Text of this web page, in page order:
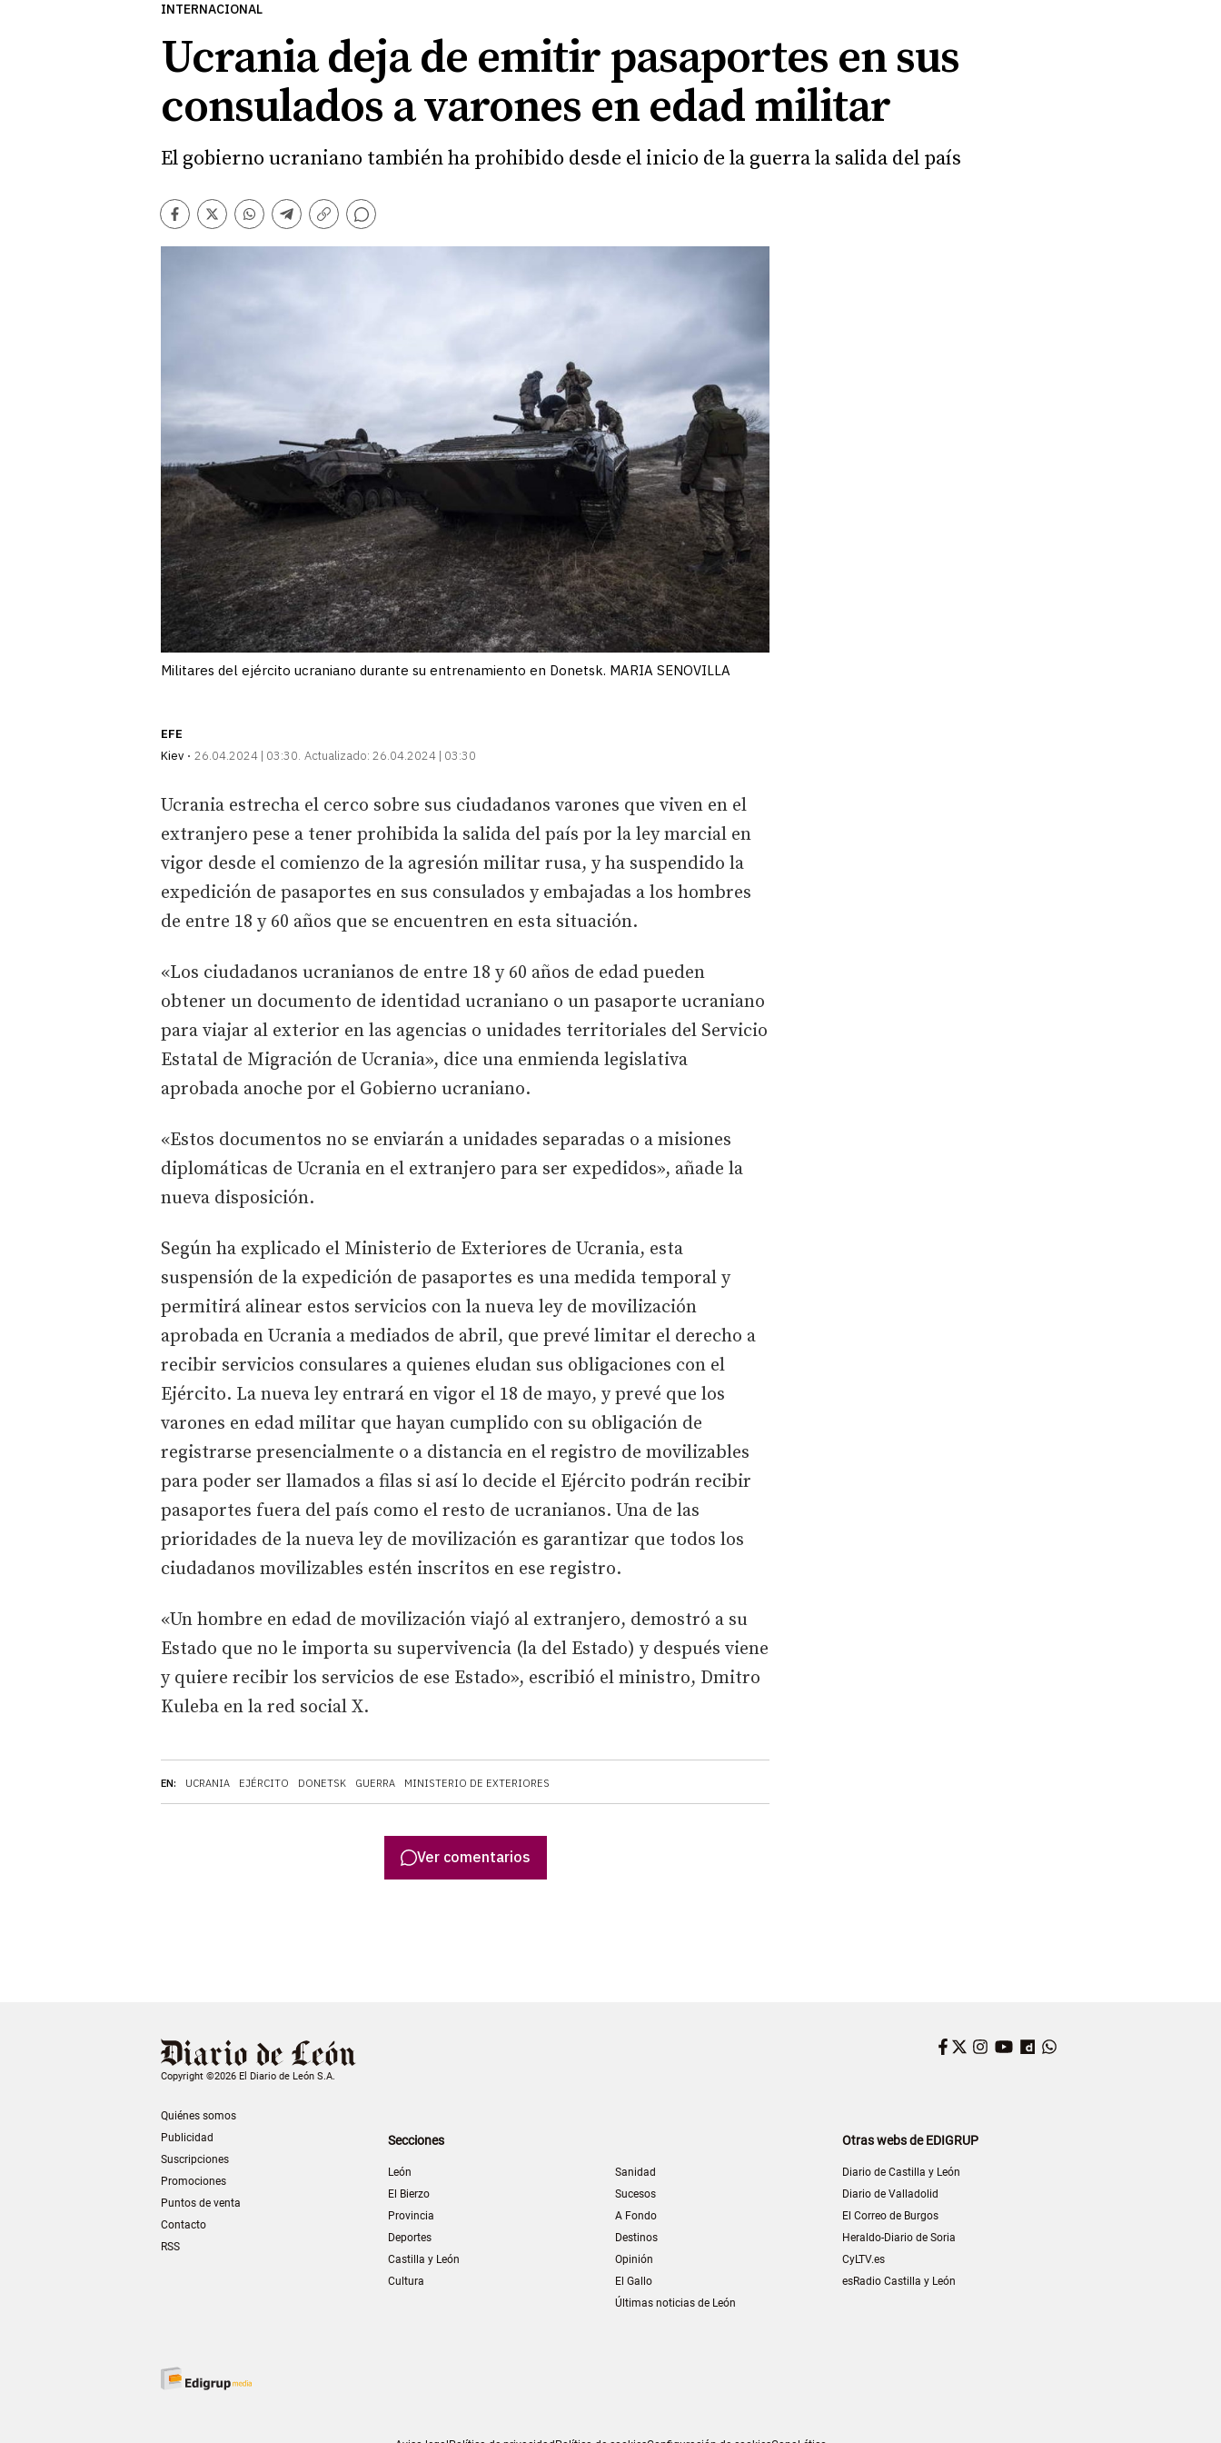
INTERNACIONAL
Ucrania deja de emitir pasaportes en sus
consulados a varones en edad militar
El gobierno ucraniano también ha prohibido desde el inicio de la guerra la salida del país
Facebook
TwitterWhatsapp
Telegram
Copiar
enlace
Comentarios
Militares del ejército ucraniano durante su entrenamiento en Donetsk. MARIA SENOVILLA
EFE
Kiev
26.04.2024 | 03:30 Actualizado: 26.04.2024 | 03:30
EN: UCRANIA EJÉRCITO DONETSK GUERRA MINISTERIO DE EXTERIORES
Ucrania estrecha el cerco sobre sus ciudadanos varones que viven en el
extranjero pese a tener prohibida la salida del país por la ley marcial en
vigor desde el comienzo de la agresión militar rusa, y ha suspendido la
expedición de pasaportes en sus consulados y embajadas a los hombres
de entre 18 y 60 años que se encuentren en esta situación.
«Los ciudadanos ucranianos de entre 18 y 60 años de edad pueden
obtener un documento de identidad ucraniano o un pasaporte ucraniano
para viajar al exterior en las agencias o unidades territoriales del Servicio
Estatal de Migración de Ucrania», dice una enmienda legislativa
aprobada anoche por el Gobierno ucraniano.
«Estos documentos no se enviarán a unidades separadas o a misiones
diplomáticas de Ucrania en el extranjero para ser expedidos», añade la
nueva disposición.
Según ha explicado el Ministerio de Exteriores de Ucrania, esta
suspensión de la expedición de pasaportes es una medida temporal y
permitirá alinear estos servicios con la nueva ley de movilización
aprobada en Ucrania a mediados de abril, que prevé limitar el derecho a
recibir servicios consulares a quienes eludan sus obligaciones con el
Ejército. La nueva ley entrará en vigor el 18 de mayo, y prevé que los
varones en edad militar que hayan cumplido con su obligación de
registrarse presencialmente o a distancia en el registro de movilizables
para poder ser llamados a filas si así lo decide el Ejército podrán recibir
pasaportes fuera del país como el resto de ucranianos. Una de las
prioridades de la nueva ley de movilización es garantizar que todos los
ciudadanos movilizables estén inscritos en ese registro.
«Un hombre en edad de movilización viajó al extranjero, demostró a su
Estado que no le importa su supervivencia (la del Estado) y después viene
y quiere recibir los servicios de ese Estado», escribió el ministro, Dmitro
Kuleba en la red social X.
Ver comentarios
Copyright ©2026 El Diario de León S.A.
Quiénes somos
Publicidad
Suscripciones
Promociones
Puntos de venta
Contacto
RSS
Facebook
Twitter
Instagram
YouTube
Dailymotion
Secciones
León
El Bierzo
Provincia
Deportes
Castilla y León
Cultura
Sanidad
Sucesos
A Fondo
Destinos
Opinión
El Gallo
Últimas noticias de León
Otras webs de EDIGRUP
Diario de Castilla y León
Diario de Valladolid
El Correo de Burgos
Heraldo-Diario de Soria
CyLTV.es
esRadio Castilla y León